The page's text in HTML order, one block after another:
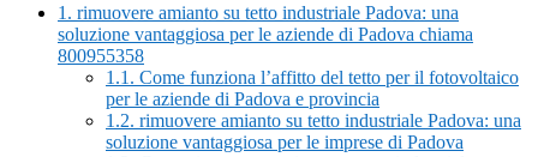
1. rimuovere amianto su tetto industriale Padova: una
soluzione vantaggiosa per le aziende di Padova chiama
800955358
1.1. Come funziona l’affitto del tetto per il fotovoltaico
per le aziende di Padova e provincia
1.2. rimuovere amianto su tetto industriale Padova: una
soluzione vantaggiosa per le imprese di Padova